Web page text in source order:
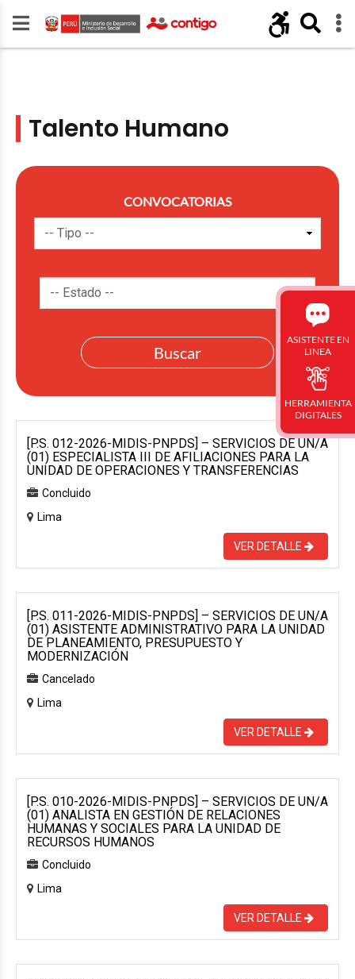
Talento Humano
CONVOCATORIAS
[P.S. 012-2026-MIDIS-PNPDS] – SERVICIOS DE UN/A
(01) ESPECIALISTA III DE AFILIACIONES PARA LA
UNIDAD DE OPERACIONES Y TRANSFERENCIAS
Concluido
Lima
VER DETALLE
[P.S. 011-2026-MIDIS-PNPDS] – SERVICIOS DE UN/A
(01) ASISTENTE ADMINISTRATIVO PARA LA UNIDAD
DE PLANEAMIENTO, PRESUPUESTO Y
MODERNIZACIÓN
Cancelado
Lima
VER DETALLE
[P.S. 010-2026-MIDIS-PNPDS] – SERVICIOS DE UN/A
(01) ANALISTA EN GESTIÓN DE RELACIONES
HUMANAS Y SOCIALES PARA LA UNIDAD DE
RECURSOS HUMANOS
Concluido
Lima
VER DETALLE
ASISTENTE EN
LINEA
HERRAMIENTA
DIGITALES